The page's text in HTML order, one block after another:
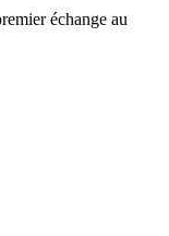
échange au